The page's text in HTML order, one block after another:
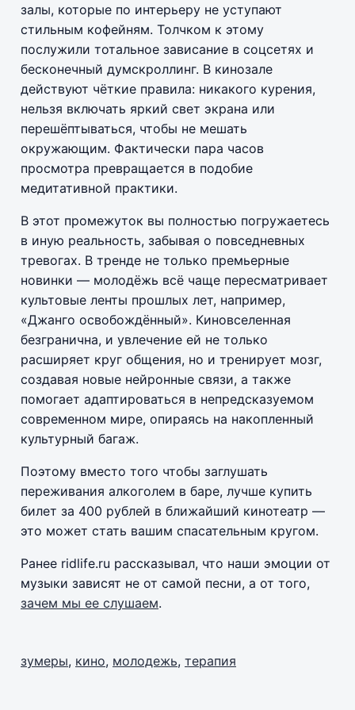
залы, которые по интерьеру не уступают
стильным кофейням. Толчком к этому
послужили тотальное зависание в соцсетях и
бесконечный думскроллинг. В кинозале
действуют чёткие правила: никакого курения,
нельзя включать яркий свет экрана или
перешёптываться, чтобы не мешать
окружающим. Фактически пара часов
просмотра превращается в подобие
медитативной практики.
В этот промежуток вы полностью погружаетесь
в иную реальность, забывая о повседневных
тревогах. В тренде не только премьерные
новинки — молодёжь всё чаще пересматривает
культовые ленты прошлых лет, например,
«Джанго освобождённый». Киновселенная
безгранична, и увлечение ей не только
расширяет круг общения, но и тренирует мозг,
создавая новые нейронные связи, а также
помогает адаптироваться в непредсказуемом
современном мире, опираясь на накопленный
культурный багаж.
Поэтому вместо того чтобы заглушать
переживания алкоголем в баре, лучше купить
билет за 400 рублей в ближайший кинотеатр —
это может стать вашим спасательным кругом.
Ранее ridlife.ru рассказывал, что наши эмоции от
музыки зависят не от самой песни, а от того,
зачем мы ее слушаем.
зумеры, кино, молодежь, терапия